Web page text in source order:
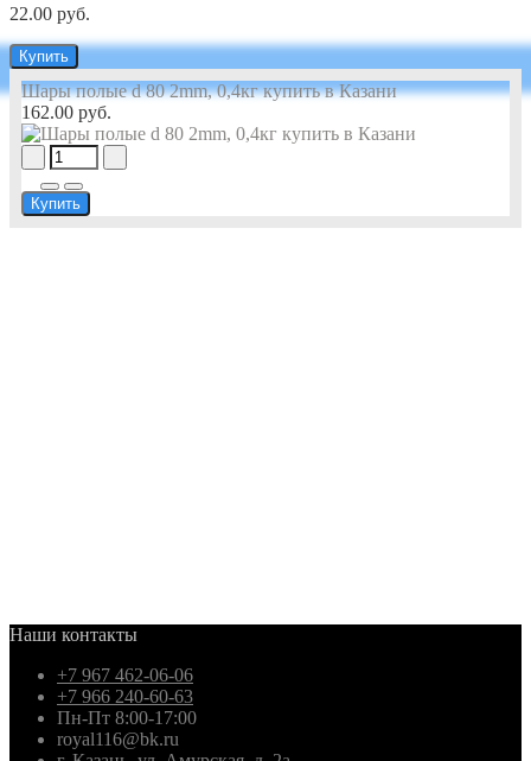
22.00 руб.
Купить
Шары полые d 80 2mm, 0,4кг купить в Казани
162.00 руб.
Купить
Наши контакты
+7 967 462-06-06
+7 966 240-60-63
Пн-Пт 8:00-17:00
royal116@bk.ru